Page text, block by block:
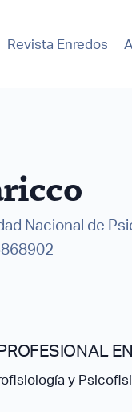
Revista Enredos
Nacional de
y